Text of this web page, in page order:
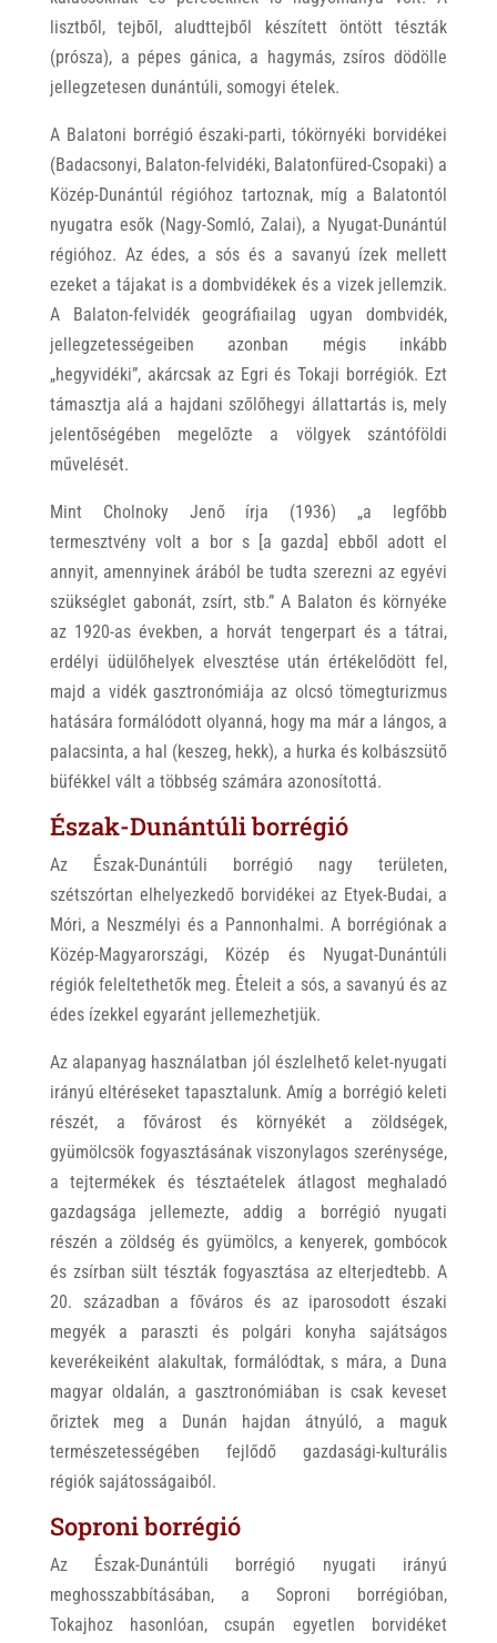
lisztből, tejből, aludttejből készített öntött tészták
(prósza), a pépes gánica, a hagymás, zsíros dödölle
jellegzetesen dunántúli, somogyi ételek.
A Balatoni borrégió északi-parti, tókörnyéki borvidékei
(Badacsonyi, Balaton-felvidéki, Balatonfüred-Csopaki) a
Közép-Dunántúl régióhoz tartoznak, míg a Balatontól
nyugatra esők (Nagy-Somló, Zalai), a Nyugat-Dunántúl
régióhoz. Az édes, a sós és a savanyú ízek mellett
ezeket a tájakat is a dombvidékek és a vizek jellemzik.
A Balaton-felvidék geográfiailag ugyan dombvidék,
jellegzetességeiben azonban mégis inkább
„hegyvidéki”, akárcsak az Egri és Tokaji borrégiók. Ezt
támasztja alá a hajdani szőlőhegyi állattartás is, mely
jelentőségében megelőzte a völgyek szántóföldi
művelését.
Mint Cholnoky Jenő írja (1936) „a legfőbb
termesztvény volt a bor s [a gazda] ebből adott el
annyit, amennyinek árából be tudta szerezni az egyévi
szükséglet gabonát, zsírt, stb.” A Balaton és környéke
az 1920-as években, a horvát tengerpart és a tátrai,
erdélyi üdülőhelyek elvesztése után értékelődött fel,
majd a vidék gasztronómiája az olcsó tömegturizmus
hatására formálódott olyanná, hogy ma már a lángos, a
palacsinta, a hal (keszeg, hekk), a hurka és kolbászsütő
büfékkel vált a többség számára azonosítottá.
Észak-Dunántúli borrégió
Az Észak-Dunántúli borrégió nagy területen,
szétszórtan elhelyezkedő borvidékei az Etyek-Budai, a
Móri, a Neszmélyi és a Pannonhalmi. A borrégiónak a
Közép-Magyarországi, Közép és Nyugat-Dunántúli
régiók feleltethetők meg. Ételeit a sós, a savanyú és az
édes ízekkel egyaránt jellemezhetjük.
Az alapanyag használatban jól észlelhető kelet-nyugati
irányú eltéréseket tapasztalunk. Amíg a borrégió keleti
részét, a fővárost és környékét a zöldségek,
gyümölcsök fogyasztásának viszonylagos szerénysége,
a tejtermékek és tésztaételek átlagost meghaladó
gazdagsága jellemezte, addig a borrégió nyugati
részén a zöldség és gyümölcs, a kenyerek, gombócok
és zsírban sült tészták fogyasztása az elterjedtebb. A
20. században a főváros és az iparosodott északi
megyék a paraszti és polgári konyha sajátságos
keverékeiként alakultak, formálódtak, s mára, a Duna
magyar oldalán, a gasztronómiában is csak keveset
őriztek meg a Dunán hajdan átnyúló, a maguk
természetességében fejlődő gazdasági-kulturális
régiók sajátosságaiból.
Soproni borrégió
Az Észak-Dunántúli borrégió nyugati irányú
meghosszabbításában, a Soproni borrégióban,
Tokajhoz hasonlóan, csupán egyetlen borvidéket